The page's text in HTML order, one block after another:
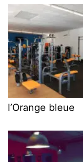
l’Orange bleue